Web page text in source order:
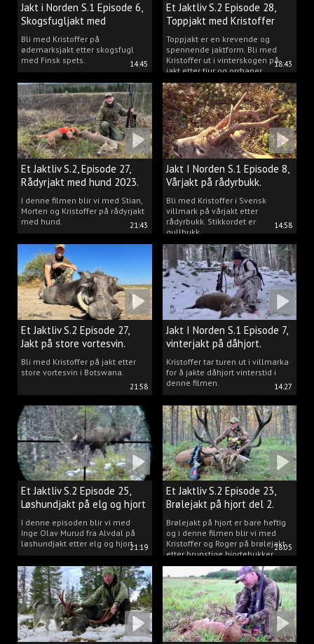
14:45
Jakt i Norden S.1 Episode 6,
Skogsfugljakt med
spetshund.
Bli med Kristoffer på
ødemarksjakt etter skogsfugl
med Finsk spets.
18:43
Et Jaktliv S.2 Episode 28,
Toppjakt med Kristoffer
Clausen
Toppjakt er en krevende og
spennende jaktform. Bli med
Kristoffer ut i vinterskogen på
jakt etter tiur og orrhaner.
21:43
Et Jaktliv S.2, Episode 27,
Rådyrjakt med hund 2023.
I denne filmen blir vi med Stian,
Morten og Kristoffer på rådyrjakt
med hund.
14:58
Jakt I Norden S.1 Episode 8,
Vårjakt på rådyrbukk.
Bli med Kristoffer i Svensk
villmark på vårjakt etter
rådyrbukk. Stikkordet er
gullbukk.
21:58
Et Jaktliv S.2 Episode 27,
Jakt på store vortesvin.
Bli med Kristoffer på jakt etter
store vortesvin i Botswana.
14:27
Jakt I Norden S.1 Episode 7,
vinterjakt på dåhjort.
Kristoffer tar turen ut i villmarka
for å jakte dåhjort vinterstid i
denne filmen.
21:19
Et Jaktliv S.2 Episode 25,
Løshundjakt på elg og hjort
i Norge.
I denne episoden blir vi med
Inge Olav Murud fra Alvdal på
løshundjakt etter elg og hjort.
28:05
Et Jaktliv S.2 Episode 23,
Brølejakt på hjort del 2.
Brølejakt på hjort er bare heftig
og i denne filmen blir vi med
Kristoffer og Roger på brølejakt
etter brunstige hjortebukker.